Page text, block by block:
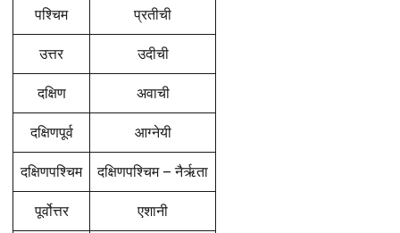
पश्चिम प्रतीची
उत्तर उदीची
दक्षिण अवाची
दक्षिणपूर्व आग्नेयी
दक्षिणपश्चिम दक्षिणपश्चिम – नैर्ऋता
पूर्वोत्तर एशानी